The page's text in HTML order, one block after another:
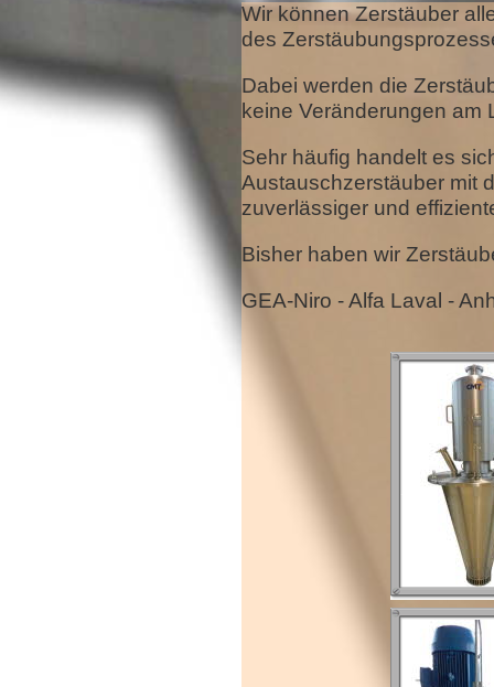
Wir können Zerstäuber
des
Dabei werden die
keine Veränderungen am
Sehr häufig handelt es
Austauschzerstäuber mit
zuverlässiger und
Bisher haben wir
GEA-Niro - Alfa Laval -